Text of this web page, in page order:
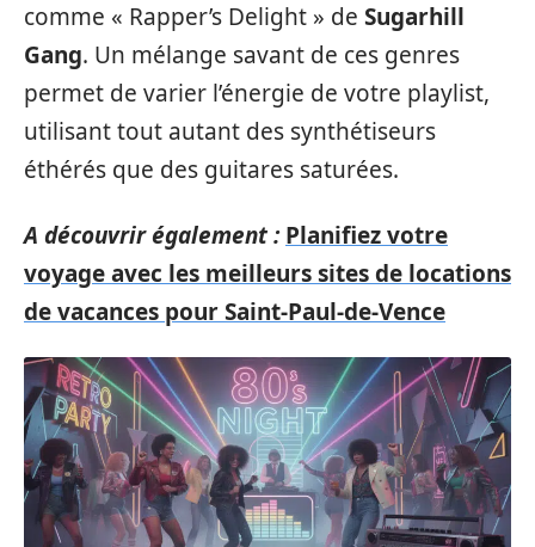
comme « Rapper’s Delight » de Sugarhill
Gang. Un mélange savant de ces genres
permet de varier l’énergie de votre playlist,
utilisant tout autant des synthétiseurs
éthérés que des guitares saturées.
A découvrir également : Planifiez votre
voyage avec les meilleurs sites de locations
de vacances pour Saint-Paul-de-Vence